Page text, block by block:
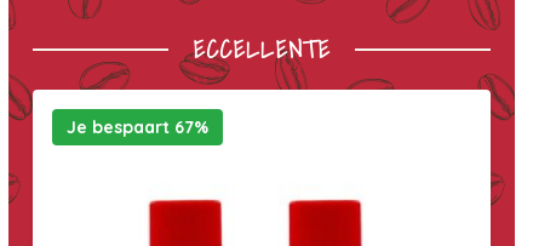
ECCELLENTE
Je bespaart 67%